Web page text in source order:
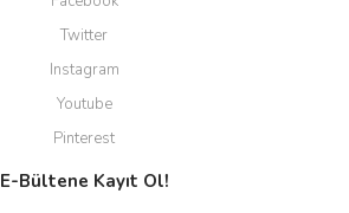
Twitter
Instagram
Youtube
Pinterest
E-Bültene Kayıt Ol!